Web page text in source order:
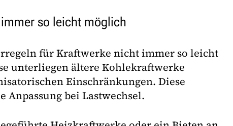
so leicht möglich
für Kraftwerke nicht immer so leicht
unterliegen ältere Kohlekraftwerke
Einschränkungen. Diese
bei Lastwechsel.